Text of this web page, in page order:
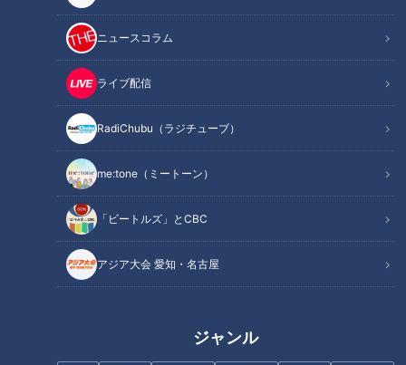
ニュースコラム
ライブ配信
RadiChubu（ラジチューブ）
me:tone（ミートーン）
「ビートルズ」とCBC
アジア大会 愛知・名古屋
ジャンル
記事に戻る
この記事を見たあなたへのおすすめ
した』